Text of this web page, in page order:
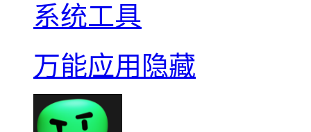
系统工具
万能应用隐藏